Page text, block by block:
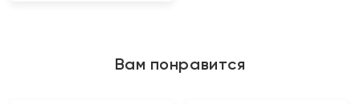
Вам понравится